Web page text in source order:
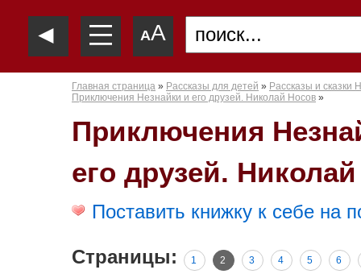
◄ —
—
— AA
Главная страница » Рассказы для детей » Рассказы и сказки
Приключения Незнайки и его друзей. Николай Носов »
Приключения
его друзей.
Поставить книжку к себе на
Страницы: 1 2 3 4 5 6